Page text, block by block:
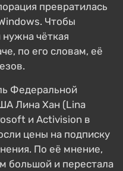
превратилась
Чтобы
чёткая
по его словам, её
Федеральной
Лина Хан (Lina
и Activision в
цены на подписку
По её мнение,
большой и перестала